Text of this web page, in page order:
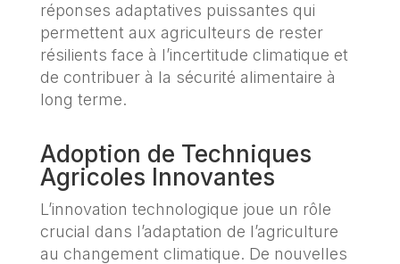
réponses adaptatives puissantes qui
permettent aux agriculteurs de rester
résilients face à l’incertitude climatique et
de contribuer à la sécurité alimentaire à
long terme.
Adoption de Techniques
Agricoles Innovantes
L’innovation technologique joue un rôle
crucial dans l’adaptation de l’agriculture
au changement climatique. De nouvelles